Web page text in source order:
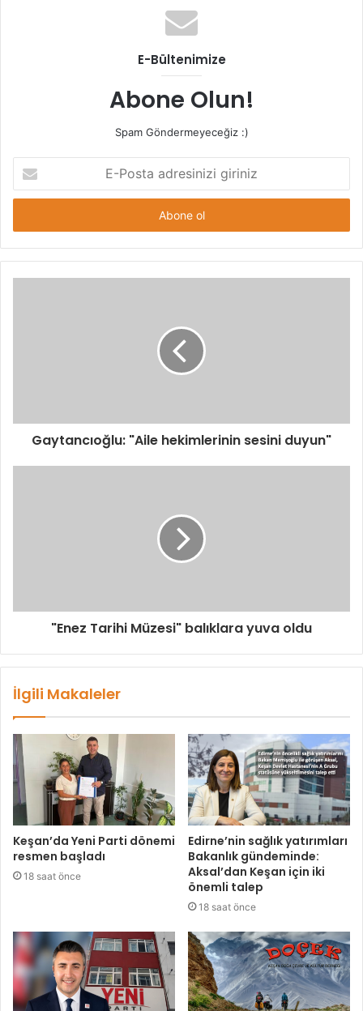
E-Bültenimize
Abone Olun!
Spam Göndermeyeceğiz :)
Posta
adresinizi
Gaytancıoğlu: "Aile hekimlerinin sesini duyun"
"Enez Tarihi Müzesi" balıklara yuva oldu
İlgili Makaleler
Keşan’da Yeni Parti dönemi
resmen başladı
18 saat önce
Edirne’nin sağlık yatırımları
Bakanlık gündeminde:
Aksal’dan Keşan için iki
önemli talep
18 saat önce